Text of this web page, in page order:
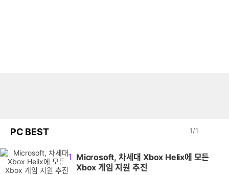
PC BEST 1/1
1 Microsoft, 차세대 Xbox Helix에 모든
Xbox 게임 지원 추진